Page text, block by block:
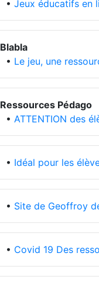
• Jeux éducatifs en
Blabla
• Le jeu, une
Ressources Pédago
• ATTENTION des
• Idéal pour les
• Site de Geoffroy
• Covid 19 Des